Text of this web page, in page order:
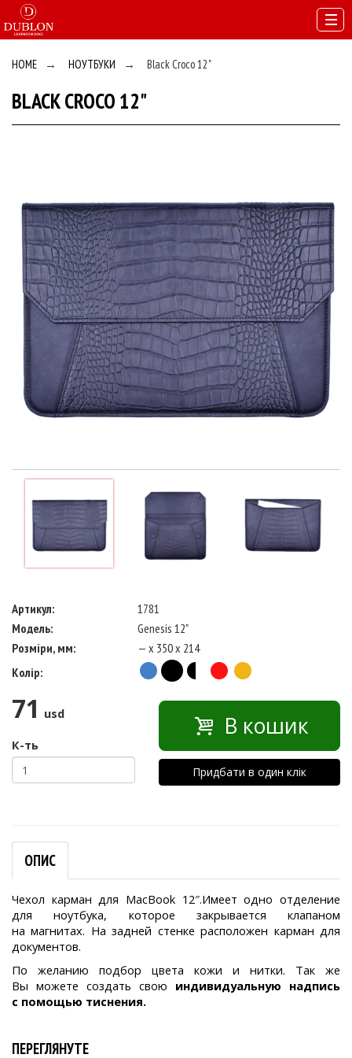
HOME → НОУТБУКИ → Black Croco 12"
BLACK CROCO 12"
Артикул:
1781
Модель:
Genesis 12"
Розміри, мм:
— x 350 x 214
Колір:
71 usd
К-ть
В кошик
Придбати в один клік
ОПИС
Чехол карман для MacBook 12″.Имеет одно отделение
для ноутбука, которое закрывается клапаном
на магнитах. На задней стенке расположен карман для
документов.
По желанию подбор цвета кожи и нитки. Так же
Вы можете создать свою индивидуальную надпись
с помощью тиснения.
ПЕРЕГЛЯНУТЕ